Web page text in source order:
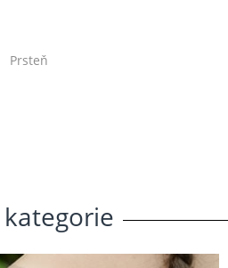
Prsteň
kategorie